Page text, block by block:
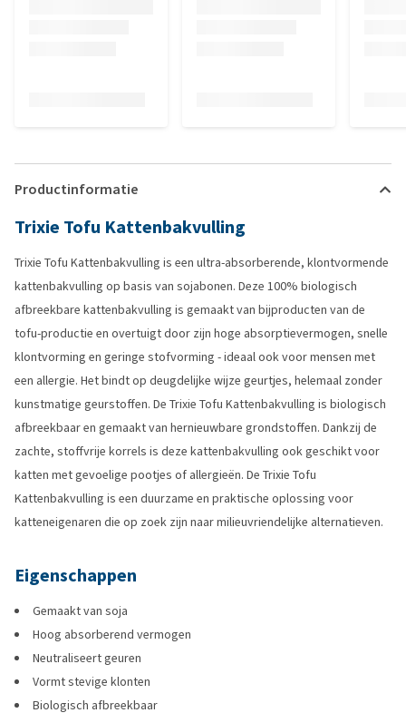
Productinformatie
Trixie Tofu Kattenbakvulling
Trixie Tofu Kattenbakvulling is een ultra-absorberende, klontvormende
kattenbakvulling op basis van sojabonen. Deze 100% biologisch
afbreekbare kattenbakvulling is gemaakt van bijproducten van de
tofu-productie en overtuigt door zijn hoge absorptievermogen, snelle
klontvorming en geringe stofvorming - ideaal ook voor mensen met
een allergie. Het bindt op deugdelijke wijze geurtjes, helemaal zonder
kunstmatige geurstoffen. De Trixie Tofu Kattenbakvulling is biologisch
afbreekbaar en gemaakt van hernieuwbare grondstoffen. Dankzij de
zachte, stoffvrije korrels is deze kattenbakvulling ook geschikt voor
katten met gevoelige pootjes of allergieën. De Trixie Tofu
Kattenbakvulling is een duurzame en praktische oplossing voor
katteneigenaren die op zoek zijn naar milieuvriendelijke alternatieven.
Eigenschappen
Gemaakt van soja
Hoog absorberend vermogen
Neutraliseert geuren
Vormt stevige klonten
Biologisch afbreekbaar